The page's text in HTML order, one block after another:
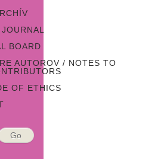
BOARD
AUTOROV / NOTES TO
OF ETHICS